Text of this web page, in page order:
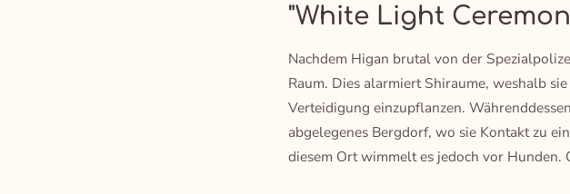
"White Light
Nachdem Higan brutal von der
Raum. Dies alarmiert Shiraume, weshalb
Verteidigung einzupflanzen.
abgelegenes Bergdorf, wo sie Kontakt zu
diesem Ort wimmelt es jedoch vor